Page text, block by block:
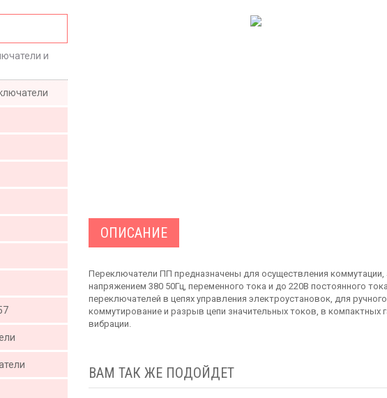
и
ОПИСАНИЕ
Переключатели ПП предназначены для осуществления
напряжением 380 50Гц, переменного тока и до 220В постоянного
переключателей в цепях управления электроустановок, для
коммутирование и разрыв цепи значительных токов, в
вибрации.
ВАМ ТАК ЖЕ ПОДОЙДЕТ